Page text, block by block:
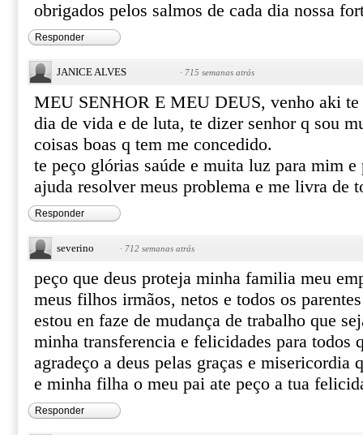
obrigados pelos salmos de cada dia nossa
Responder
JANICE ALVES · 715 semanas atrás
MEU SENHOR E MEU DEUS, venho aki te
dia de vida e de luta, te dizer senhor q sou
coisas boas q tem me concedido.
te peço glórias saúde e muita luz para mim e
ajuda resolver meus problema e me livra de
Responder
severino · 712 semanas atrás
peço que deus proteja minha familia meu
meus filhos irmãos, netos e todos os
estou en faze de mudança de trabalho que
minha transferencia e felicidades para todos
agradeço a deus pelas graças e misericordia
e minha filha o meu pai ate peço a tua
Responder